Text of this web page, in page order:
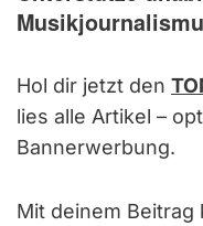
Hol dir jetzt den
lies alle Artikel –
Bannerwerbung.
Mit deinem